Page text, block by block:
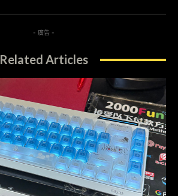
- 廣告 -
Related Articles